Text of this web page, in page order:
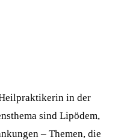
in der
sind Lipödem,
– Themen, die